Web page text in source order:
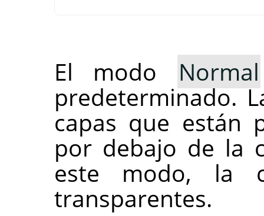
El modo Normal
predeterminado.
capas que están
por debajo de la
este modo, la
transparentes.